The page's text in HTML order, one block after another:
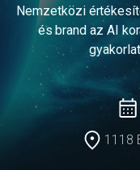
Nemzetközi
és brand az AI
1118